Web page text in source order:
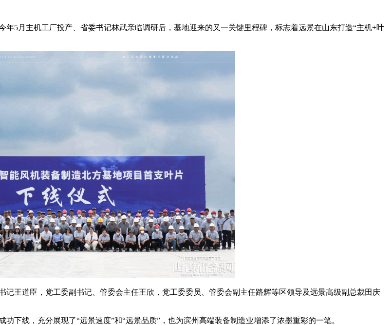
5月主机工厂投产、省委书记林武亲临调研后，基地迎来的又一关键里程碑，标志着远景在山东打造“主机+叶
王道臣，党工委副书记、管委会主任王欣，党工委委员、管委会副主任路辉等区领导及远景高级副总裁田庆
下线，充分展现了“远景速度”和“远景品质”，也为滨州高端装备制造业增添了浓墨重彩的一笔。